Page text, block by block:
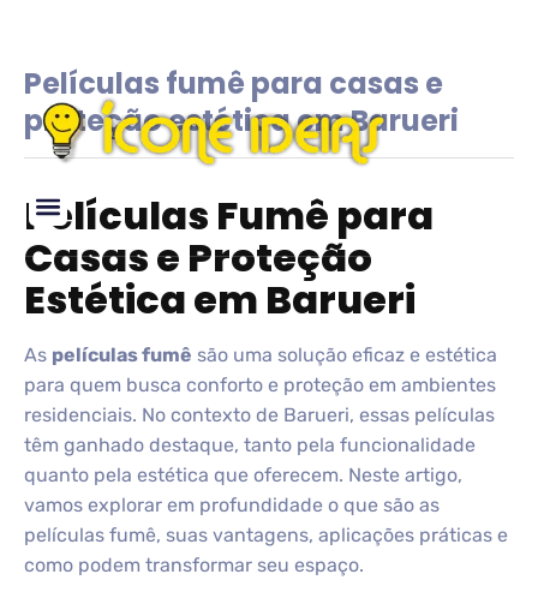
Películas fumê para casas e
proteção estética em Barueri
Películas Fumê para
Casas e Proteção
Estética em Barueri
As películas fumê são uma solução eficaz e estética
para quem busca conforto e proteção em ambientes
residenciais. No contexto de Barueri, essas películas
têm ganhado destaque, tanto pela funcionalidade
quanto pela estética que oferecem. Neste artigo,
vamos explorar em profundidade o que são as
películas fumê, suas vantagens, aplicações práticas e
como podem transformar seu espaço.